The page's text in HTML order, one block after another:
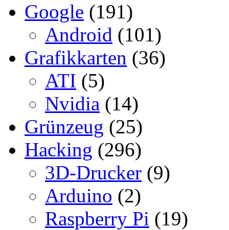
Google (191)
Android (101)
Grafikkarten (36)
ATI (5)
Nvidia (14)
Grünzeug (25)
Hacking (296)
3D-Drucker (9)
Arduino (2)
Raspberry Pi (19)